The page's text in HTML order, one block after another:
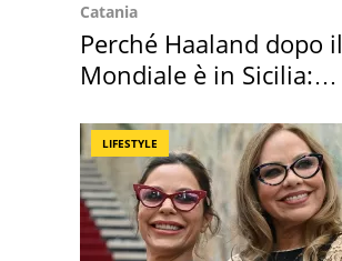
Catania
Perché Haaland dopo il
Mondiale è in Sicilia:
LIFESTYLE